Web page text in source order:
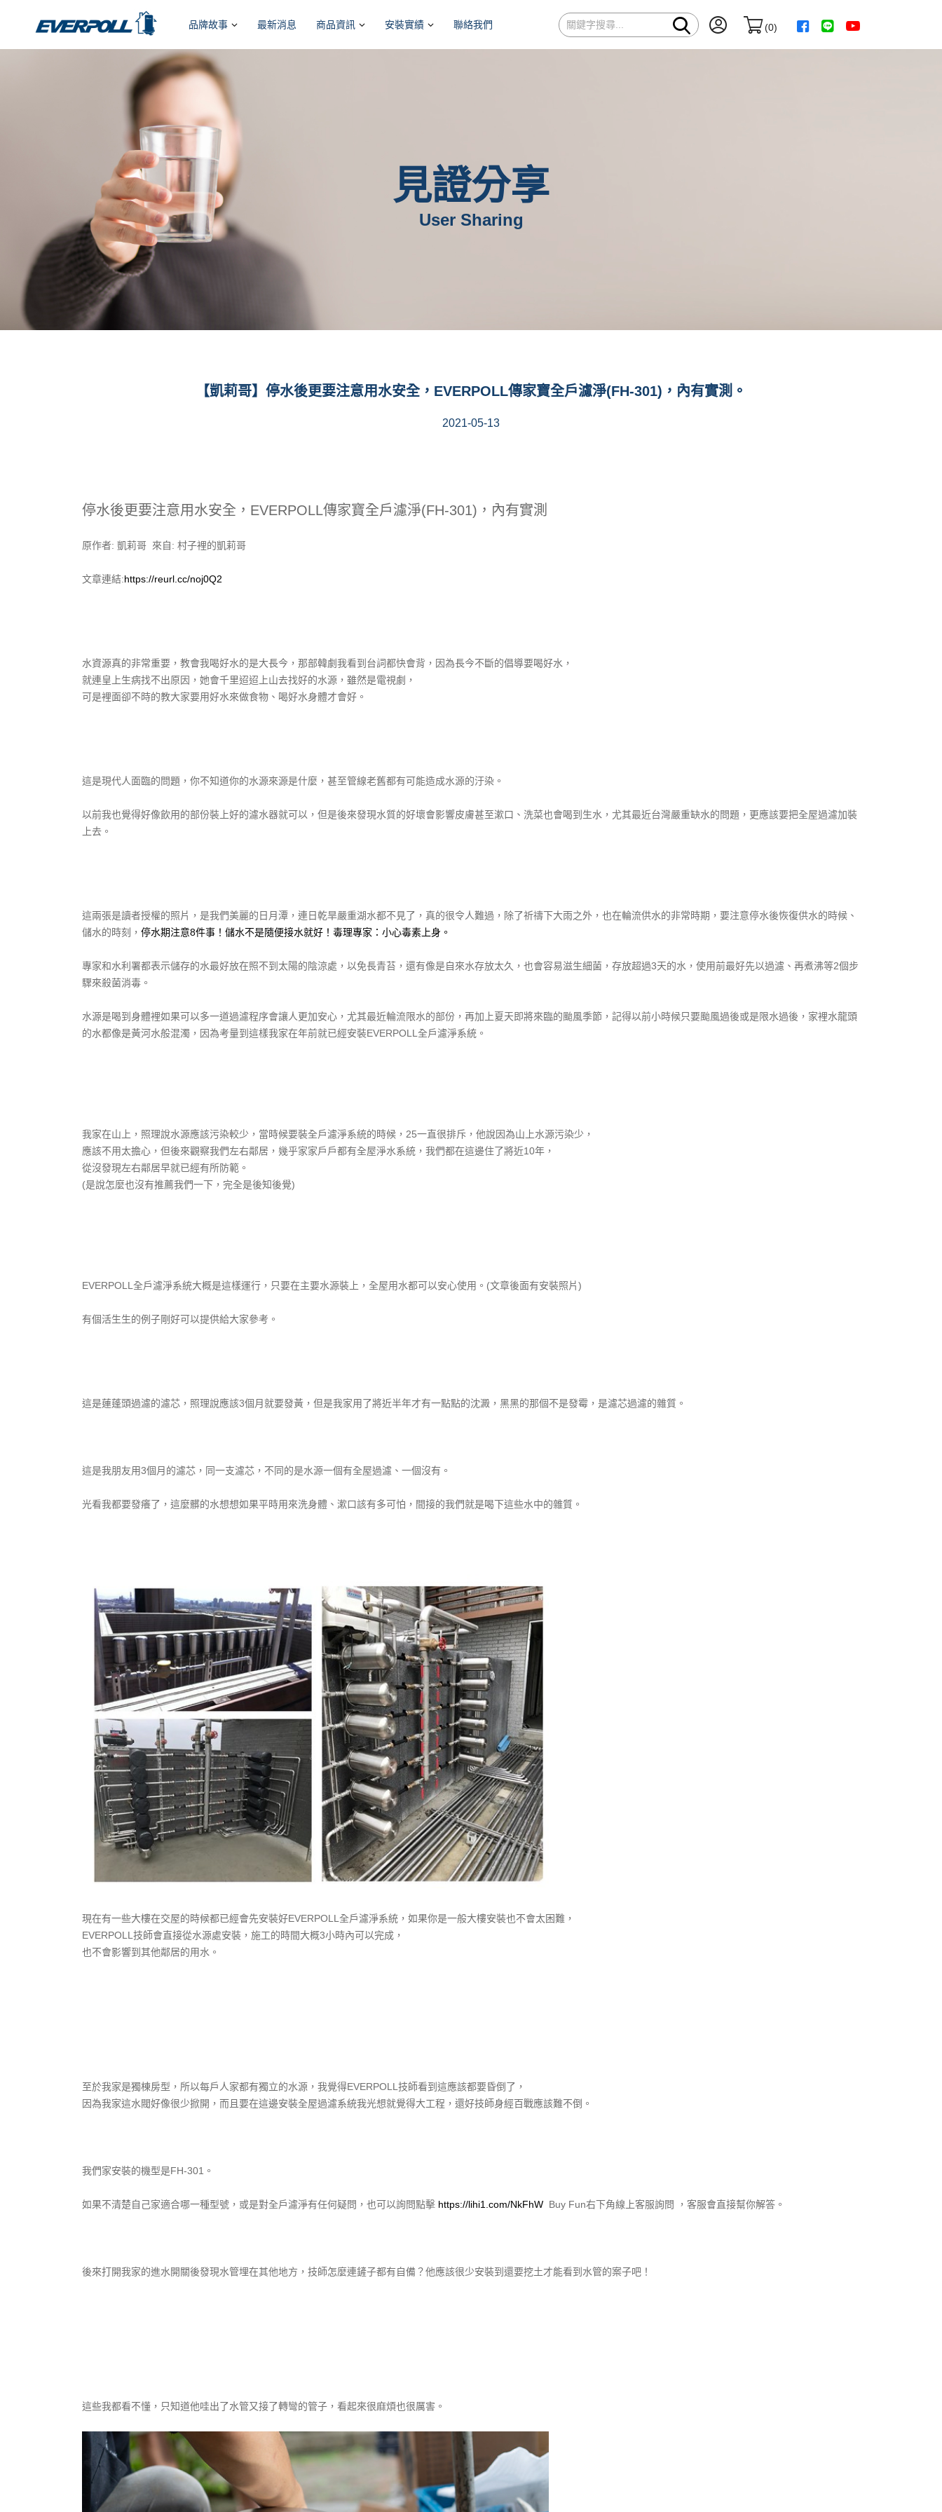
品牌故事 最新消息 商品資訊 安裝實績 聯絡我們 (0)
見證分享
User Sharing
【凱莉哥】停水後更要注意用水安全，EVERPOLL傳家寶全戶濾淨(FH-301)，內有實測。
2021-05-13
停水後更要注意用水安全，EVERPOLL傳家寶全戶濾淨(FH-301)，內有實測
原作者: 凱莉哥 來自: 村子裡的凱莉哥
文章連結:https://reurl.cc/noj0Q2
水資源真的非常重要，教會我喝好水的是大長今，那部韓劇我看到台詞都快會背，因為長今不斷的倡導要喝好水，
就連皇上生病找不出原因，她會千里迢迢上山去找好的水源，雖然是電視劇，
可是裡面卻不時的教大家要用好水來做食物、喝好水身體才會好。
這是現代人面臨的問題，你不知道你的水源來源是什麼，甚至管線老舊都有可能造成水源的汙染。
以前我也覺得好像飲用的部份裝上好的濾水器就可以，但是後來發現水質的好壞會影響皮膚甚至漱口、洗菜也會喝到生水，尤其最近台灣嚴重缺水的問題，更應該要把全屋過濾加裝
上去。
這兩張是讀者授權的照片，是我們美麗的日月潭，連日乾旱嚴重湖水都不見了，真的很令人難過，除了祈禱下大雨之外，也在輪流供水的非常時期，要注意停水後恢復供水的時候、
儲水的時刻， 停水期注意8件事！儲水不是隨便接水就好！毒理專家：小心毒素上身。
專家和水利署都表示儲存的水最好放在照不到太陽的陰涼處，以免長青苔，還有像是自來水存放太久，也會容易滋生細菌，存放超過3天的水，使用前最好先以過濾、再煮沸等2個步
驟來殺菌消毒。
水源是喝到身體裡如果可以多一道過濾程序會讓人更加安心，尤其最近輪流限水的部份，再加上夏天即將來臨的颱風季節，記得以前小時候只要颱風過後或是限水過後，家裡水龍頭
的水都像是黃河水般混濁，因為考量到這樣我家在年前就已經安裝EVERPOLL全戶濾淨系統。
我家在山上，照理說水源應該污染較少，當時候要裝全戶濾淨系統的時候，25一直很排斥，他說因為山上水源污染少，
應該不用太擔心，但後來觀察我們左右鄰居，幾乎家家戶戶都有全屋淨水系統，我們都在這邊住了將近10年，
從沒發現左右鄰居早就已經有所防範。
(是說怎麼也沒有推薦我們一下，完全是後知後覺)
EVERPOLL全戶濾淨系統大概是這樣運行，只要在主要水源裝上，全屋用水都可以安心使用。(文章後面有安裝照片)
有個活生生的例子剛好可以提供給大家參考。
這是蓮蓬頭過濾的濾芯，照理說應該3個月就要發黃，但是我家用了將近半年才有一點點的沈澱，黑黑的那個不是發霉，是濾芯過濾的雜質。
這是我朋友用3個月的濾芯，同一支濾芯，不同的是水源一個有全屋過濾、一個沒有。
光看我都要發癢了，這麼髒的水想想如果平時用來洗身體、漱口該有多可怕，間接的我們就是喝下這些水中的雜質。
現在有一些大樓在交屋的時候都已經會先安裝好EVERPOLL全戶濾淨系統，如果你是一般大樓安裝也不會太困難，
EVERPOLL技師會直接從水源處安裝，施工的時間大概3小時內可以完成，
也不會影響到其他鄰居的用水。
至於我家是獨棟房型，所以每戶人家都有獨立的水源，我覺得EVERPOLL技師看到這應該都要昏倒了，
因為我家這水閥好像很少掀開，而且要在這邊安裝全屋過濾系統我光想就覺得大工程，還好技師身經百戰應該難不倒。
我們家安裝的機型是FH-301。
如果不清楚自己家適合哪一種型號，或是對全戶濾淨有任何疑問，也可以詢問點擊 https://lihi1.com/NkFhW Buy Fun右下角線上客服詢問 ，客服會直接幫你解答。
後來打開我家的進水開關後發現水管埋在其他地方，技師怎麼連鏟子都有自備？他應該很少安裝到還要挖土才能看到水管的案子吧！
這些我都看不懂，只知道他哇出了水管又接了轉彎的管子，看起來很麻煩也很厲害。